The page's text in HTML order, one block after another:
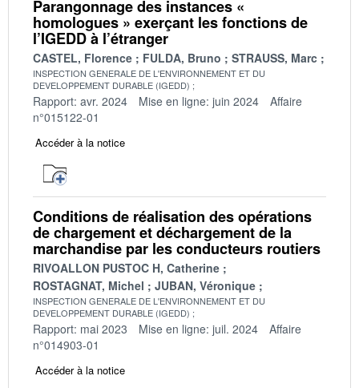
Parangonnage des instances «
homologues » exerçant les fonctions de
l’IGEDD à l’étranger
CASTEL, Florence FULDA, Bruno STRAUSS, Marc
INSPECTION GENERALE DE L'ENVIRONNEMENT ET DU
DEVELOPPEMENT DURABLE (IGEDD)
Rapport: avr. 2024 Mise en ligne: juin 2024
Affaire
n°015122-01
Accéder à la notice
Conditions de réalisation des opérations
de chargement et déchargement de la
marchandise par les conducteurs routiers
RIVOALLON PUSTOC H, Catherine
ROSTAGNAT, Michel
JUBAN, Véronique
INSPECTION GENERALE DE L'ENVIRONNEMENT ET DU
DEVELOPPEMENT DURABLE (IGEDD)
Rapport: mai 2023 Mise en ligne: juil. 2024
Affaire
n°014903-01
Accéder à la notice